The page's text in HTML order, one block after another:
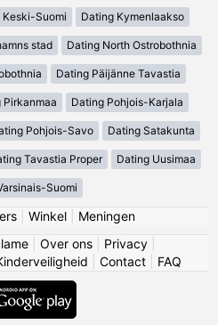
Keski-Suomi Dating Kymenlaakso
stad Dating North Ostrobothnia
Dating Päijänne Tavastia
Pirkanmaa Dating Pohjois-Karjala
Pohjois-Savo Dating Satakunta
Tavastia Proper Dating Uusimaa
Suomi
| Winkel| Meningen
Over ons Privacy
Contact FAQ